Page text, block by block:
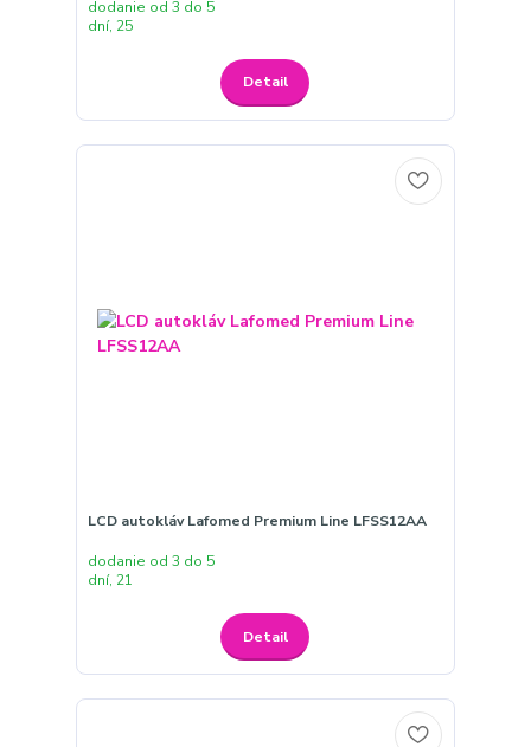
dodanie od 3 do 5
dní, 25
Detail
LCD autokláv Lafomed Premium Line LFSS12AA
dodanie od 3 do 5
dní, 21
Detail